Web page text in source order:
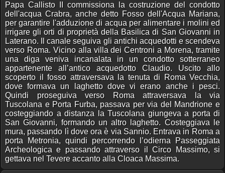
Papa Callisto II commissiona la costruzione del condotto
dell'acqua Crabra, anche detto Fosso dell'Acqua Mariana,
per garantire l'adduzione di acqua per alimentare i molini ed
irrigare gli orti di proprietà della Basilica di San Giovanni in
Laterano. Il canale seguiva gli antichi acquedotti e scendeva
verso Roma. Vicino alla villa dei Centroni a Morena, tramite
una diga veniva incanalata in un condotto sotterraneo
appartenente all’antico acquedotto Claudio. Uscito allo
scoperto il fosso attraversava la tenuta di Roma Vecchia,
dove formava un laghetto dove vi erano anche i pesci.
Quindi proseguiva verso Roma attraversava la via
Tuscolana e Porta Furba, passava per via del Mandrione e
costeggiando a distanza la Tuscolana giungeva a porta di
San Giovanni, formando un altro laghetto. Costeggiava le
mura, passando lì dove ora è via Sannio. Entrava in Roma a
porta Metronia, quindi percorrendo l’odierna Passeggiata
Archeologica e passando attraverso il Circo Massimo, si
gettava nel Tevere accanto alla Cloaca Massima.